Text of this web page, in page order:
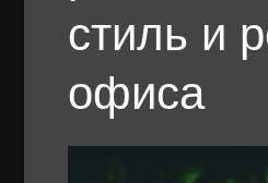
стиль и
офиса